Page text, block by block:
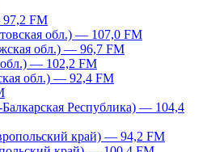
FM
обл.) — 107,0 FM
обл.) — 96,7 FM
— 102,2 FM
обл.) — 92,4 FM
Республика) — 104,4
край) — 94,2 FM